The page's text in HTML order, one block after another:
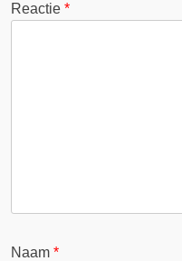
Reactie *
Naam *